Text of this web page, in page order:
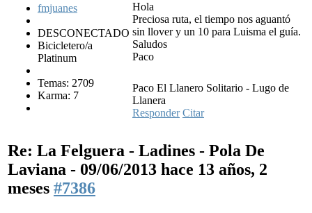
fmjuanes
DESCONECTADO
Bicicletero/a
Platinum
Temas: 2709
Karma: 7
Hola
Preciosa ruta, el tiempo nos aguantó
sin llover y un 10 para Luisma el guía.
Saludos
Paco
Paco El Llanero Solitario - Lugo de
Llanera
Responder Citar
Re: La Felguera - Ladines - Pola De
Laviana - 09/06/2013 hace 13 años, 2
meses #7386